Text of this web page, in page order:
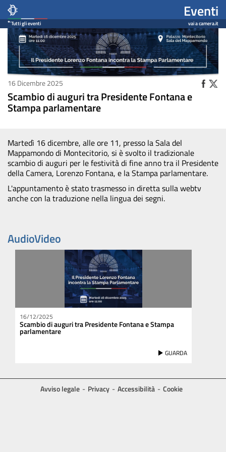
Salta
al
contenuto
principale
Scambio
di
auguri
tra
Presidente
Fontana
Stampa
parlamentare
natale
2025
Eventi
Tutti gli eventi vai a camera.it
Contenuto
16 Dicembre 2025
Scambio di auguri tra Presidente Fontana e
Stampa parlamentare
Condividi
su
Martedì 16 dicembre, alle ore 11, presso la Sala del
Mappamondo di Montecitorio, si è svolto il tradizionale
scambio di auguri per le festività di fine anno tra il Presidente
della Camera, Lorenzo Fontana, e la Stampa parlamentare.
L'appuntamento è stato trasmesso in diretta sulla webtv
anche con la traduzione nella lingua dei segni.
AudioVideo
16/12/2025
Scambio di auguri tra Presidente Fontana e Stampa
parlamentare
GUARDA
Avviso legale Privacy Accessibilità Cookie